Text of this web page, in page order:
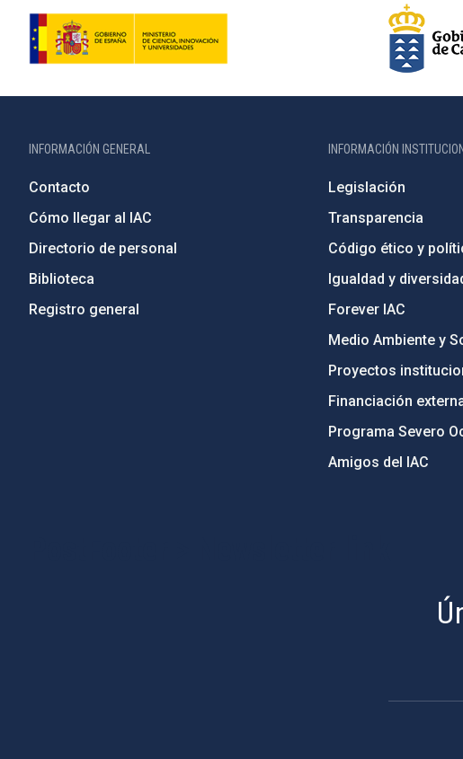
INFORMACIÓN GENERAL
Contacto
Cómo llegar al IAC
Directorio de personal
Biblioteca
Registro general
INFORMACIÓN
Legislación
Transparencia
Código ético y
Igualdad y
Forever IAC
Medio Ambiente y
Proyectos
Financiación
Programa Severo
Amigos del IAC